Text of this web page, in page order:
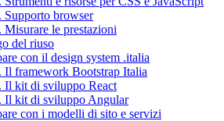
Supporto browser
Misurare le prestazioni
del riuso
con il design system .italia
Il framework Bootstrap Italia
Il kit di sviluppo React
Il kit di sviluppo Angular
con i modelli di sito e servizi